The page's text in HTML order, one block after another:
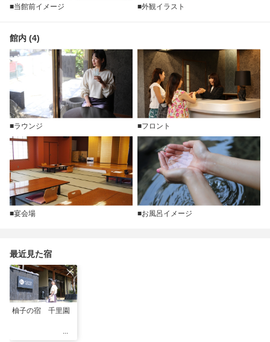
■当館前イメージ ■外観イラスト
館内 (4)
■ラウンジ ■フロント
■宴会場 ■お風呂イメージ
最近見た宿
柚子の宿 千里園